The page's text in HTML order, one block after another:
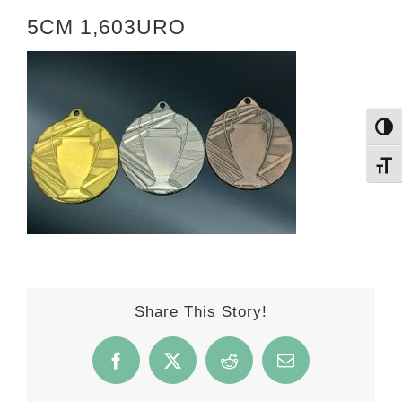
ΕΠΙΚΟΙΝΩΝΙΑ
ΚΑΛΑΘΙ
5CM 1,603URO
Share This Story!
Facebook
X Reddit Email